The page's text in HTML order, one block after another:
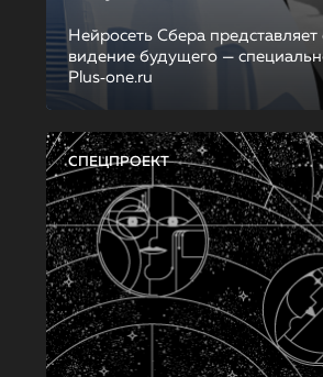
Нейросеть Сбера представляет
видение будущего —
Plus‑one.ru
СПЕЦПРОЕКТ